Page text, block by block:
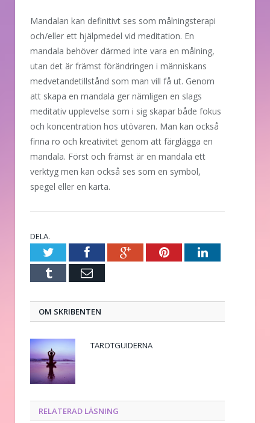
Mandalan kan definitivt ses som målningsterapi
och/eller ett hjälpmedel vid meditation. En
mandala behöver därmed inte vara en målning,
utan det är främst förändringen i människans
medvetandetillstånd som man vill få ut. Genom
att skapa en mandala ger nämligen en slags
meditativ upplevelse som i sig skapar både fokus
och koncentration hos utövaren. Man kan också
finna ro och kreativitet genom att färglägga en
mandala. Först och främst är en mandala ett
verktyg men kan också ses som en symbol,
spegel eller en karta.
DELA.
TwitterFacebookGoogle+PinterestLinkedIn
Tumblr E-
OM SKRIBENTEN
TAROTGUIDERNA
RELATERAD LÄSNING